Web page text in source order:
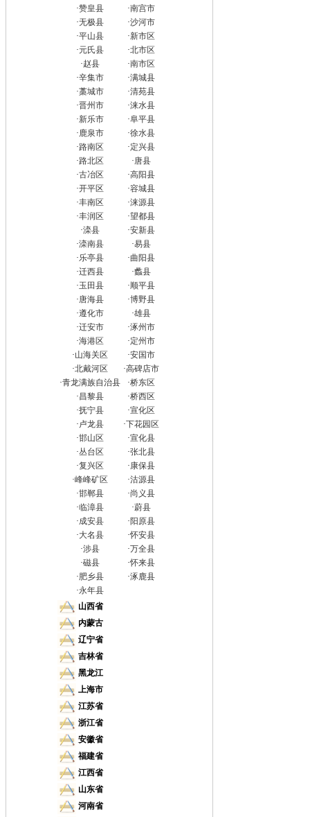
·赞皇县 ·南宫市
·无极县 ·沙河市
·平山县 ·新市区
·元氏县 ·北市区
·赵县 ·南市区
·辛集市 ·满城县
·藁城市 ·清苑县
·晋州市 ·涞水县
·新乐市 ·阜平县
·鹿泉市 ·徐水县
·路南区 ·定兴县
·路北区 ·唐县
·古冶区 ·高阳县
·开平区 ·容城县
·丰南区 ·涞源县
·丰润区 ·望都县
·滦县 ·安新县
·滦南县 ·易县
·乐亭县 ·曲阳县
·迁西县 ·蠡县
·玉田县 ·顺平县
·唐海县 ·博野县
·遵化市 ·雄县
·迁安市 ·涿州市
·海港区 ·定州市
·山海关区 ·安国市
·北戴河区 ·高碑店市
·青龙满族自治县 ·桥东区
·昌黎县 ·桥西区
·抚宁县 ·宣化区
·卢龙县 ·下花园区
·邯山区 ·宣化县
·丛台区 ·张北县
·复兴区 ·康保县
·峰峰矿区 ·沽源县
·邯郸县 ·尚义县
·临漳县 ·蔚县
·成安县 · 阳原县
·大名县 ·怀安县
·涉县 ·万全县
·磁县 ·怀来县
·肥乡县 ·涿鹿县
·永年县
山西省
内蒙古
辽宁省
吉林省
黑龙江
上海市
江苏省
浙江省
安徽省
福建省
江西省
山东省
河南省